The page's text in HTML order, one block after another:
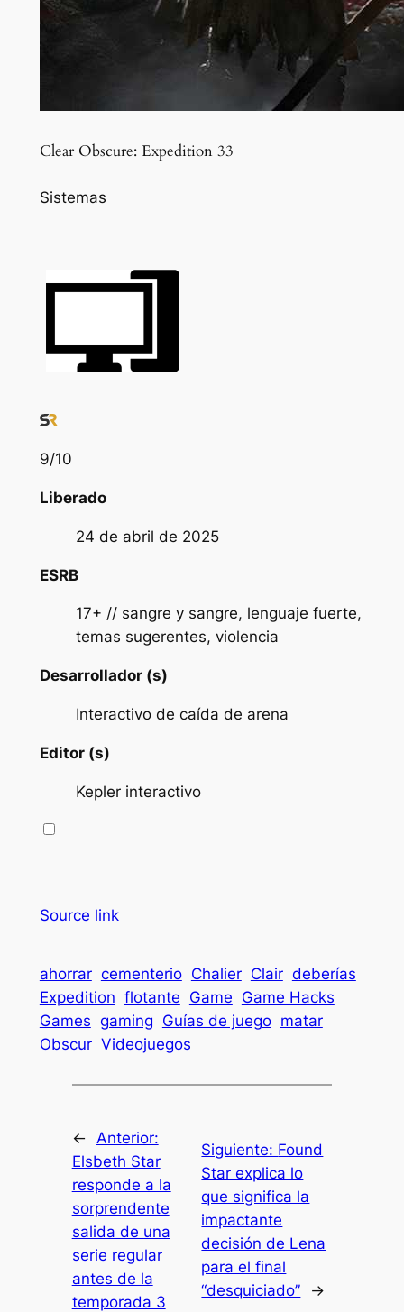
Clear Obscure: Expedition 33
Sistemas
9/10
Liberado
24 de abril de 2025
ESRB
17+ // sangre y sangre, lenguaje fuerte,
temas sugerentes, violencia
Desarrollador (s)
Interactivo de caída de arena
Editor (s)
Kepler interactivo
Source link
ahorrar cementerio Chalier Clair deberías
Expedition flotante Game Game Hacks
Games gaming Guías de juego matar
Obscur Videojuegos
←
Anterior:
Elsbeth Star
responde a la
sorprendente
salida de una
serie regular
antes de la
temporada 3
Siguiente: Found
Star explica lo
que significa la
impactante
decisión de Lena
para el final
“desquiciado”
→